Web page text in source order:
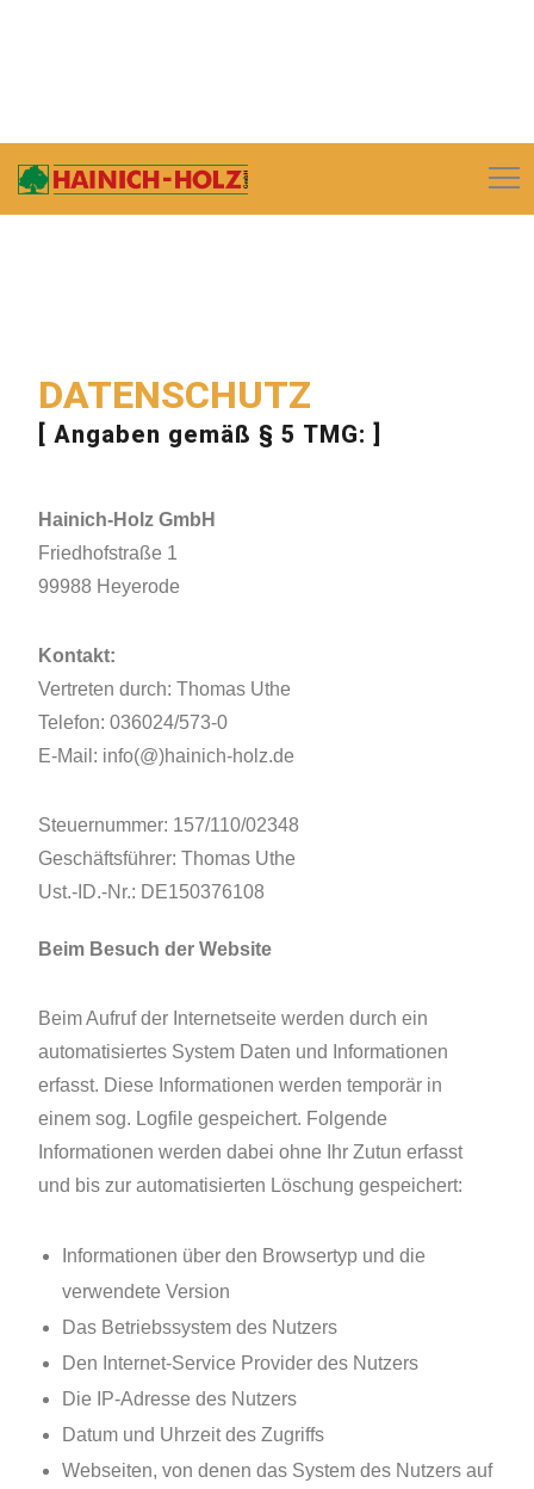
DATENSCHUTZ
[ Angaben gemäß § 5 TMG: ]
Hainich-Holz GmbH
Friedhofstraße 1
99988 Heyerode
​Kontakt:
​Vertreten durch: Thomas Uthe
Telefon: 036024/573-0
E-Mail: info(@)hainich-holz.de
Steuernummer: 157/110/02348
Geschäftsführer: Thomas Uthe
Ust.-ID.-Nr.: DE150376108
Beim Besuch der Website
Beim Aufruf der Internetseite werden durch ein
automatisiertes System Daten und Informationen
erfasst. Diese Informationen werden temporär in
einem sog. Logfile gespeichert. Folgende
Informationen werden dabei ohne Ihr Zutun erfasst
und bis zur automatisierten Löschung gespeichert:
Informationen über den Browsertyp und die
verwendete Version
Das Betriebssystem des Nutzers
Den Internet-Service Provider des Nutzers
Die IP-Adresse des Nutzers
Datum und Uhrzeit des Zugriffs
Webseiten, von denen das System des Nutzers auf